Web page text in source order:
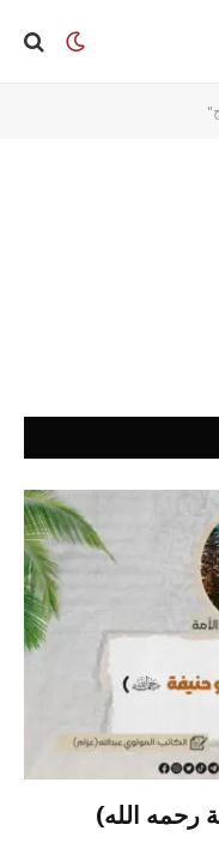
رحمه الله)